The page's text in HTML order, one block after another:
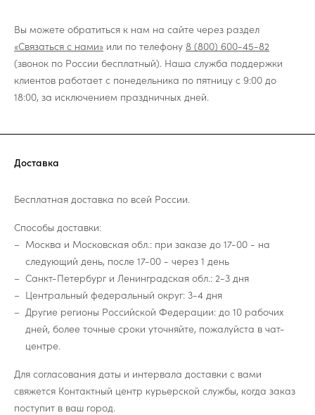
Вы можете обратиться к нам на сайте через раздел
«Связаться с нами» или по телефону 8 (800) 600-45-82
(звонок по России бесплатный). Наша служба поддержки
клиентов работает с понедельника по пятницу с 9:00 до
18:00, за исключением праздничных дней.
Доставка
Бесплатная доставка по всей России.
Способы доставки:
Москва и Московская обл.: при заказе до 17-00 - на
следующий день, после 17-00 - через 1 день
Санкт-Петербург и Ленинградская обл.: 2-3 дня
Центральный федеральный округ: 3-4 дня
Другие регионы Российской Федерации: до 10 рабочих
дней, более точные сроки уточняйте, пожалуйста в чат-
центре.
Для согласования даты и интервала доставки с вами
свяжется Контактный центр курьерской службы, когда заказ
поступит в ваш город.